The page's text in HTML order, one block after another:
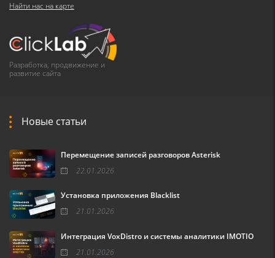
Найти нас на карте
Разработка, продвижение и
развитие сайта
Новые статьи
Перемещение записей разговоров Asterisk
22.01.2026
Установка приложения Blacklist
21.01.2026
Интеграция VoxDistro и системы аналитики IMOTIO
21.01.2026